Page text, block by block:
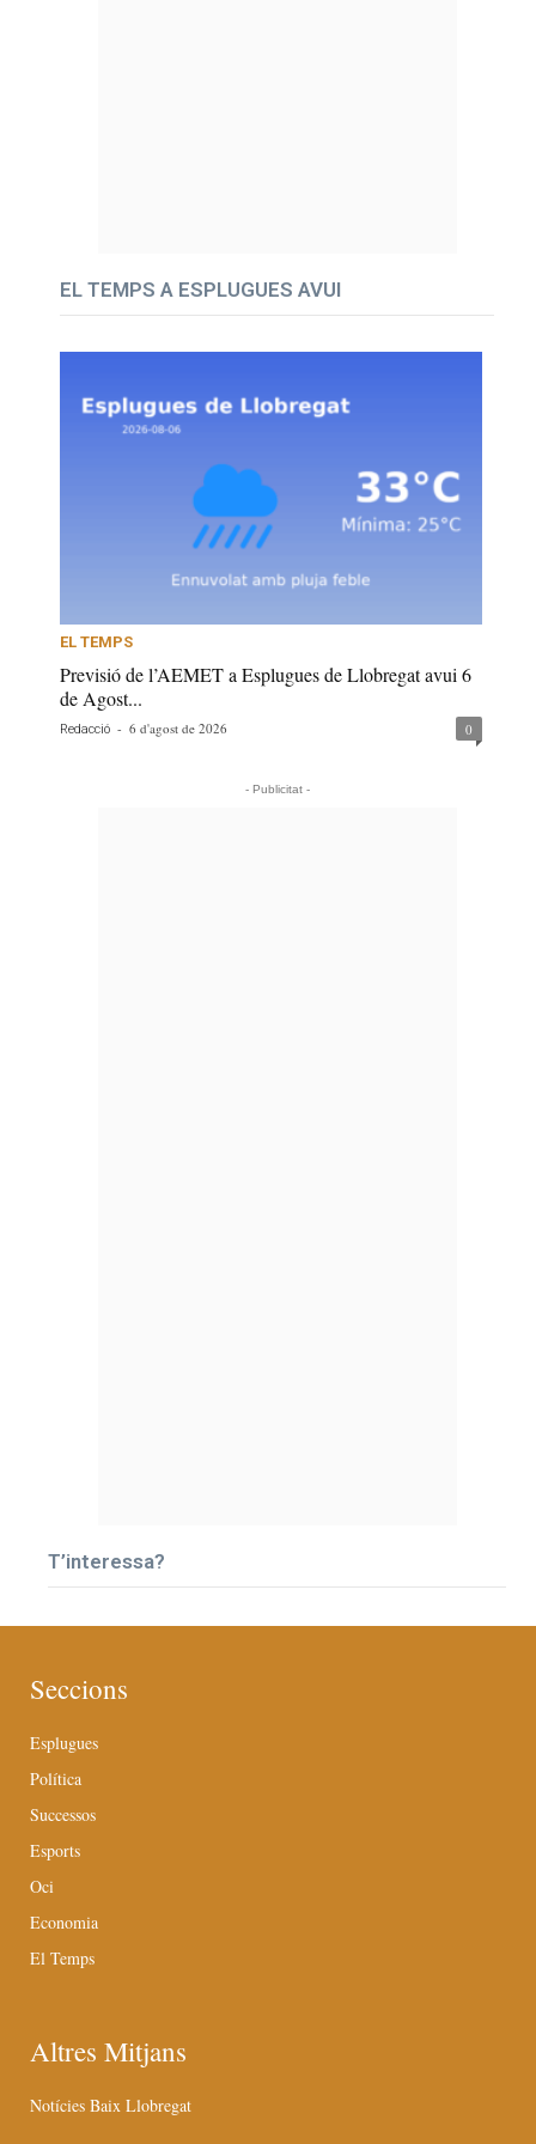
EL TEMPS A ESPLUGUES AVUI
EL TEMPS
Previsió de l’AEMET a Esplugues de Llobregat avui 6
de Agost...
Redacció - 6 d'agost de 2026 0
- Publicitat -
T’interessa?
Seccions
Esplugues
Política
Successos
Esports
Oci
Economia
El Temps
Altres Mitjans
Notícies Baix Llobregat